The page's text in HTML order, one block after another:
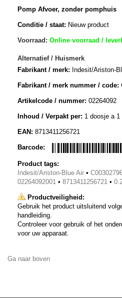
Pomp Afvoer, zonder pomphuis
Conditie / staat: Nieuw product
Voorraad: Online voorraad /
Alternatief / Huismerk
Fabrikant / merk: Indesit/Ariston-
Fabrikant / merk nummer / code:
Artikelcode / nummer: 02264092
Inhoud / Verpakt per: 1 doosje a
EAN: 8713411256721
Barcode:
Product tags:
Indesit/Ariston-Blue Air •
02264092001 • 8713411256721 •
Productveiligheid:
Gebruik het product uitsluitend
handleiding.
Controleer voor gebruik of het
voor uw apparaat.
Ga naar boven